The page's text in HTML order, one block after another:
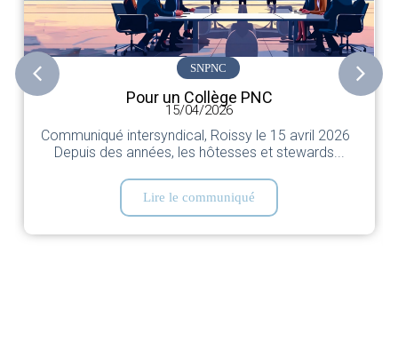
SNPNC
Pour un Collège PNC
15/04/2026
Communiqué intersyndical, Roissy le 15 avril 2026
Depuis des années, les hôtesses et stewards...
Lire le communiqué